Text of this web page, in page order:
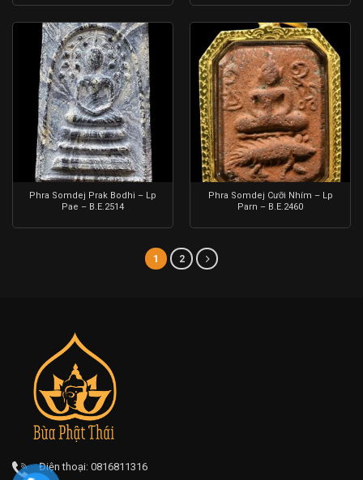
Phra Somdej Prak Bodhi – Lp
Pae – B.E.2514
Phra Somdej Cưỡi Nhím – Lp
Parn – B.E.2460
1 2
Điện thoại: 0816811316